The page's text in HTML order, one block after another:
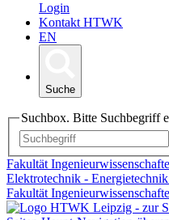
Login
Kontakt HTWK
EN
Suche
Suchbox. Bitte Suchbegriff
Fakultät
Elektrotechnik -
Fakultät